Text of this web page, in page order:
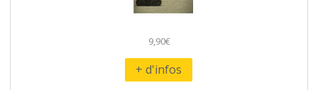
9,90€
+ d'infos